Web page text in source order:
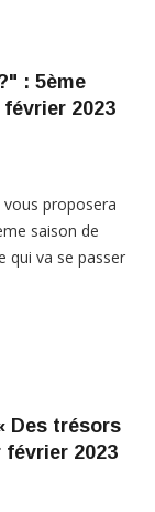
: 5ème
2023
proposera
saison de
qui va se passer
Des trésors
février 2023